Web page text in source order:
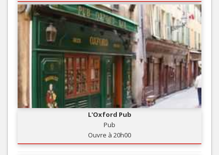
L'Oxford Pub
Pub
Ouvre à 20h00